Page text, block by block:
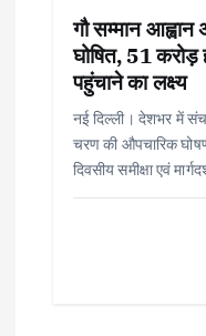
गौ सम्मान
घोषित, 51 करोड़
पहुंचाने का लक्ष्य
नई दिल्ली। देशभर में
चरण की औपचारिक
दिवसीय समीक्षा एवं